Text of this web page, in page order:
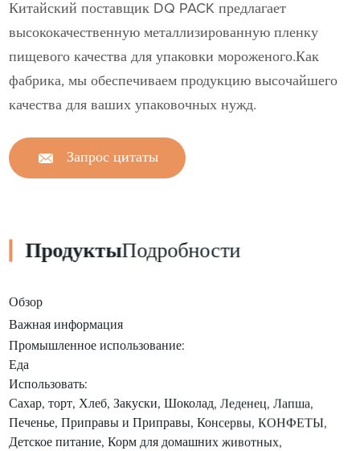
Китайский поставщик DQ PACK предлагает
высококачественную металлизированную пленку
пищевого качества для упаковки мороженого.Как
фабрика, мы обеспечиваем продукцию высочайшего
качества для ваших упаковочных нужд.
Запрос цитаты
ПродуктыПодробности
Обзор
Важная информация
Промышленное использование:
Еда
Использовать:
Сахар, торт, Хлеб, Закуски, Шоколад, Леденец, Лапша,
Печенье, Приправы и Приправы, Консервы, КОНФЕТЫ,
Детское питание, Корм ​​для домашних животных,